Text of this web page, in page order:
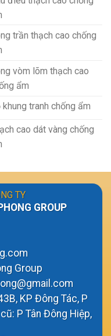
trần thạch cao chống
vòm lõm thạch cao
ẩm
khung tranh chống ẩm
cao dát vàng chống
TY
GROUP
Group
KP Đông Tác, P
P Tân Đông Hiệp,